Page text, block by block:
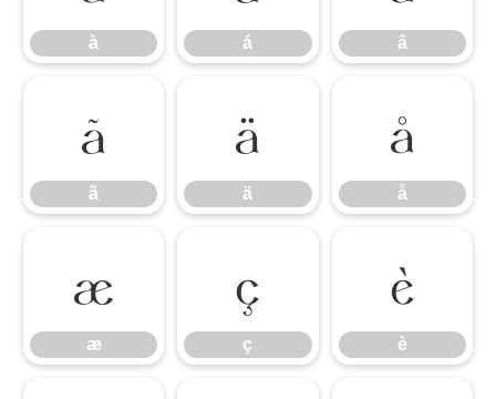
à á â
ã
ã ä
ä å
å
æ
æ ç
ç è
è